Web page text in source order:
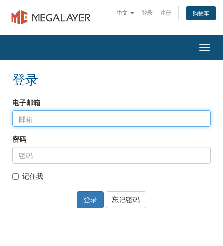
中文 登录 注册 购物车
登录
电子邮箱
密码
记住我
忘记密码